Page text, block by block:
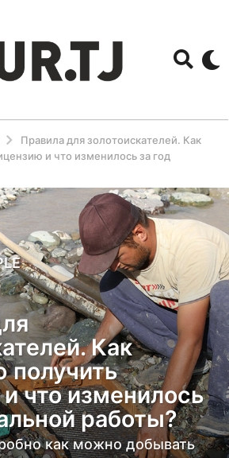
Правила для золотоискателей. Как
и что изменилось за год
Как
получить
что изменилось
работы?
как можно добывать